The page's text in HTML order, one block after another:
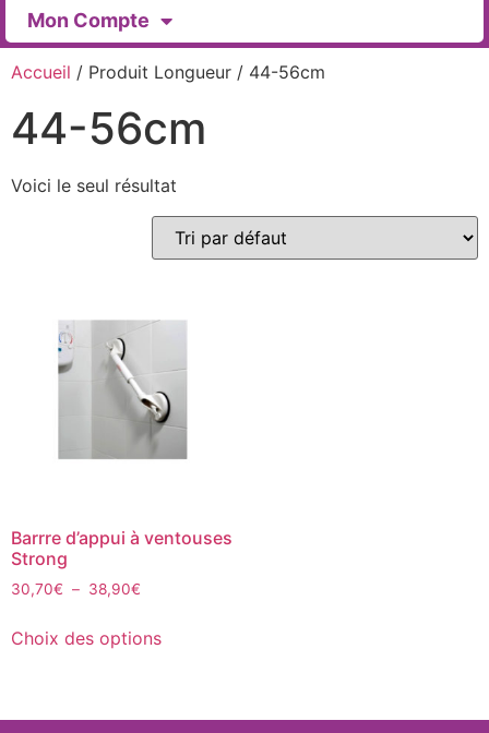
Mon Compte
Accueil / Produit Longueur / 44-56cm
44-56cm
Voici le seul résultat
Barrre d’appui à ventouses
Strong
30,70€ – 38,90€
Choix des options